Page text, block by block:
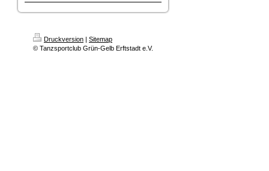
Druckversion | Sitemap
© Tanzsportclub Grün-Gelb Erftstadt e.V.